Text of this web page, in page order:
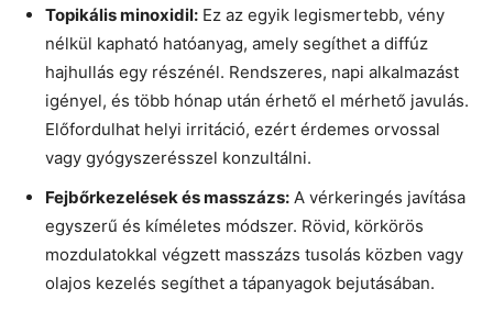
Topikális minoxidil: Ez az egyik legismertebb, vény
nélkül kapható hatóanyag, amely segíthet a diffúz
hajhullás egy részénél. Rendszeres, napi alkalmazást
igényel, és több hónap után érhető el mérhető javulás.
Előfordulhat helyi irritáció, ezért érdemes orvossal
vagy gyógyszerésszel konzultálni.
Fejbőrkezelések és masszázs: A vérkeringés javítása
egyszerű és kíméletes módszer. Rövid, körkörös
mozdulatokkal végzett masszázs tusolás közben vagy
olajos kezelés segíthet a tápanyagok bejutásában.